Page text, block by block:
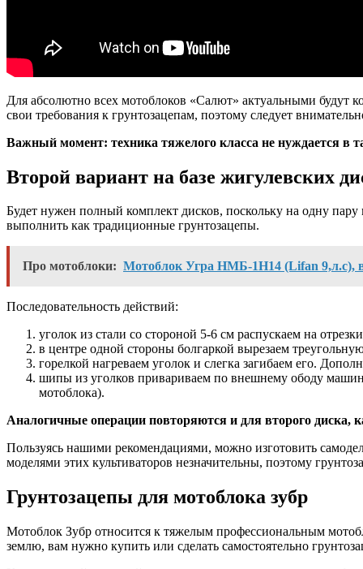
Для абсолютно всех мотоблоков «Салют» актуальными будут
свои требования к грунтозацепам, поэтому следует
Важный момент: техника тяжелого класса не нуждается в
Второй вариант на базе жигулевских
Будет нужен полный комплект дисков, поскольку на одну
выполнить как традиционные грунтозацепы.
Про мотоблоки: Мотоблок Угра НМБ-1Н14 (Lifan 9,л.с),
Последовательность действий:
уголок из стали со стороной 5-6 см распускаем на
в центре одной стороны болгаркой вырезаем
горелкой нагреваем уголок и слегка загибаем его.
шипы из уголков привариваем по внешнему ободу
мотоблока).
Аналогичные операции повторяются и для второго диска,
Пользуясь нашими рекомендациями, можно изготовить
моделями этих культиваторов незначительны, поэтому
Грунтозацепы для мотоблока зубр
Мотоблок Зубр относится к тяжелым профессиональным
землю, вам нужно купить или сделать самостоятельно